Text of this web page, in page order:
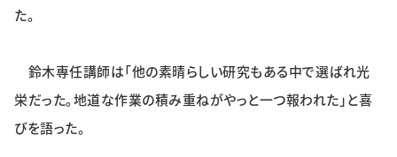
た。
鈴木専任講師は「他の素晴らしい研究もある中で選ばれ光
栄だった。地道な作業の積み重ねがやっと一つ報われた」と喜
びを語った。